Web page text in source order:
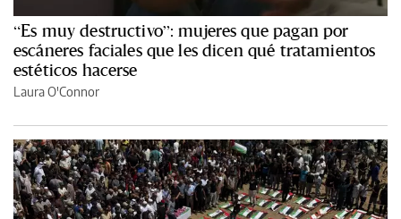
“Es muy destructivo”: mujeres que pagan por
escáneres faciales que les dicen qué tratamientos
estéticos hacerse
Laura O'Connor